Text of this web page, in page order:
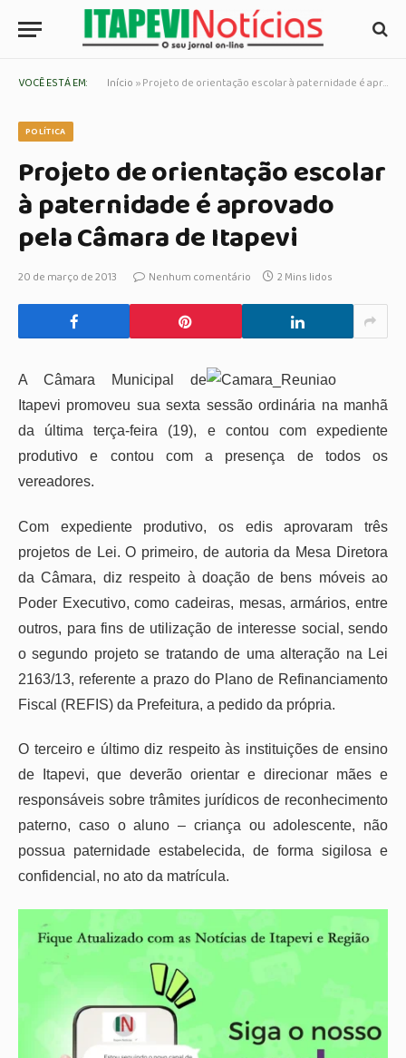
VOCÊ ESTÁ EM: Início »Projeto de orientação escolar à paternidade é aprovado pela Câmara de Itapevi
POLÍTICA
Projeto de orientação escolar
à paternidade é aprovado
pela Câmara de Itapevi
20 de março de 2013 Nenhum comentário 2 Mins lidos
A Câmara Municipal de
Itapevi promoveu sua sexta sessão ordinária na manhã
da última terça-feira (19), e contou com expediente
produtivo e contou com a presença de todos os
vereadores.
Com expediente produtivo, os edis aprovaram três
projetos de Lei. O primeiro, de autoria da Mesa Diretora
da Câmara, diz respeito à doação de bens móveis ao
Poder Executivo, como cadeiras, mesas, armários, entre
outros, para fins de utilização de interesse social, sendo
o segundo projeto se tratando de uma alteração na Lei
2163/13, referente a prazo do Plano de Refinanciamento
Fiscal (REFIS) da Prefeitura, a pedido da própria.
O terceiro e último diz respeito às instituições de ensino
de Itapevi, que deverão orientar e direcionar mães e
responsáveis sobre trâmites jurídicos de reconhecimento
paterno, caso o aluno – criança ou adolescente, não
possua paternidade estabelecida, de forma sigilosa e
confidencial, no ato da matrícula.